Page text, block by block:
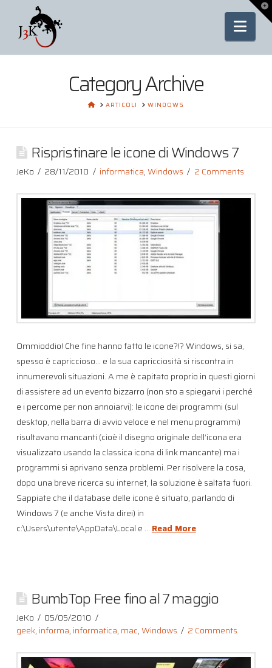
Category Archive
HOMEARTICOLI WINDOWS
Rispristinare le icone di Windows 7
JeKo 28/11/2010 informatica,Windows 2 Comments
Ommioddio! Che fine hanno fatto le icone?!? Windows, si sa,
spesso è capriccioso… e la sua capricciosità si riscontra in
innumerevoli situazioni. A me è capitato proprio in questi giorni
di assistere ad un evento bizzarro (non sto a spiegarvi i perché
e i percome per non annoiarvi): le icone dei programmi (sul
desktop, nella barra di avvio veloce e nel menu programmi)
risultavano mancanti (cioè il disegno originale dell’icona era
visualizzato usando la classica icona di link mancante) ma i
programmi si aprivano senza problemi. Per risolvere la cosa,
dopo una breve ricerca su internet, la soluzione è saltata fuori.
Sappiate che il database delle icone è situato, parlando di
Windows 7 (e anche Vista direi) in
c:\Users\utente\AppData\Local e … Read More
BumbTop Free fino al 7 maggio
JeKo
05/05/2010
geek, informa, informatica, mac,Windows 2 Comments